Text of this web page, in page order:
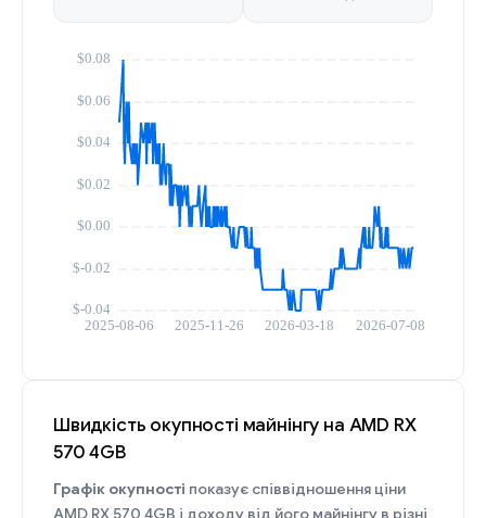
Швидкість окупності майнінгу на AMD RX
570 4GB
Графік окупності показує співвідношення ціни
AMD RX 570 4GB і доходу від його майнінгу в різні